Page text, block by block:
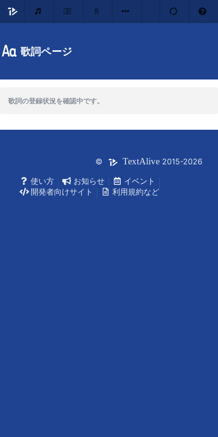
歌詞ページ
歌詞の登録状況を確認中です。
© TextAlive 2015-2026
使い方
お知らせ
イベント
開発者向けサイト
利用規約など